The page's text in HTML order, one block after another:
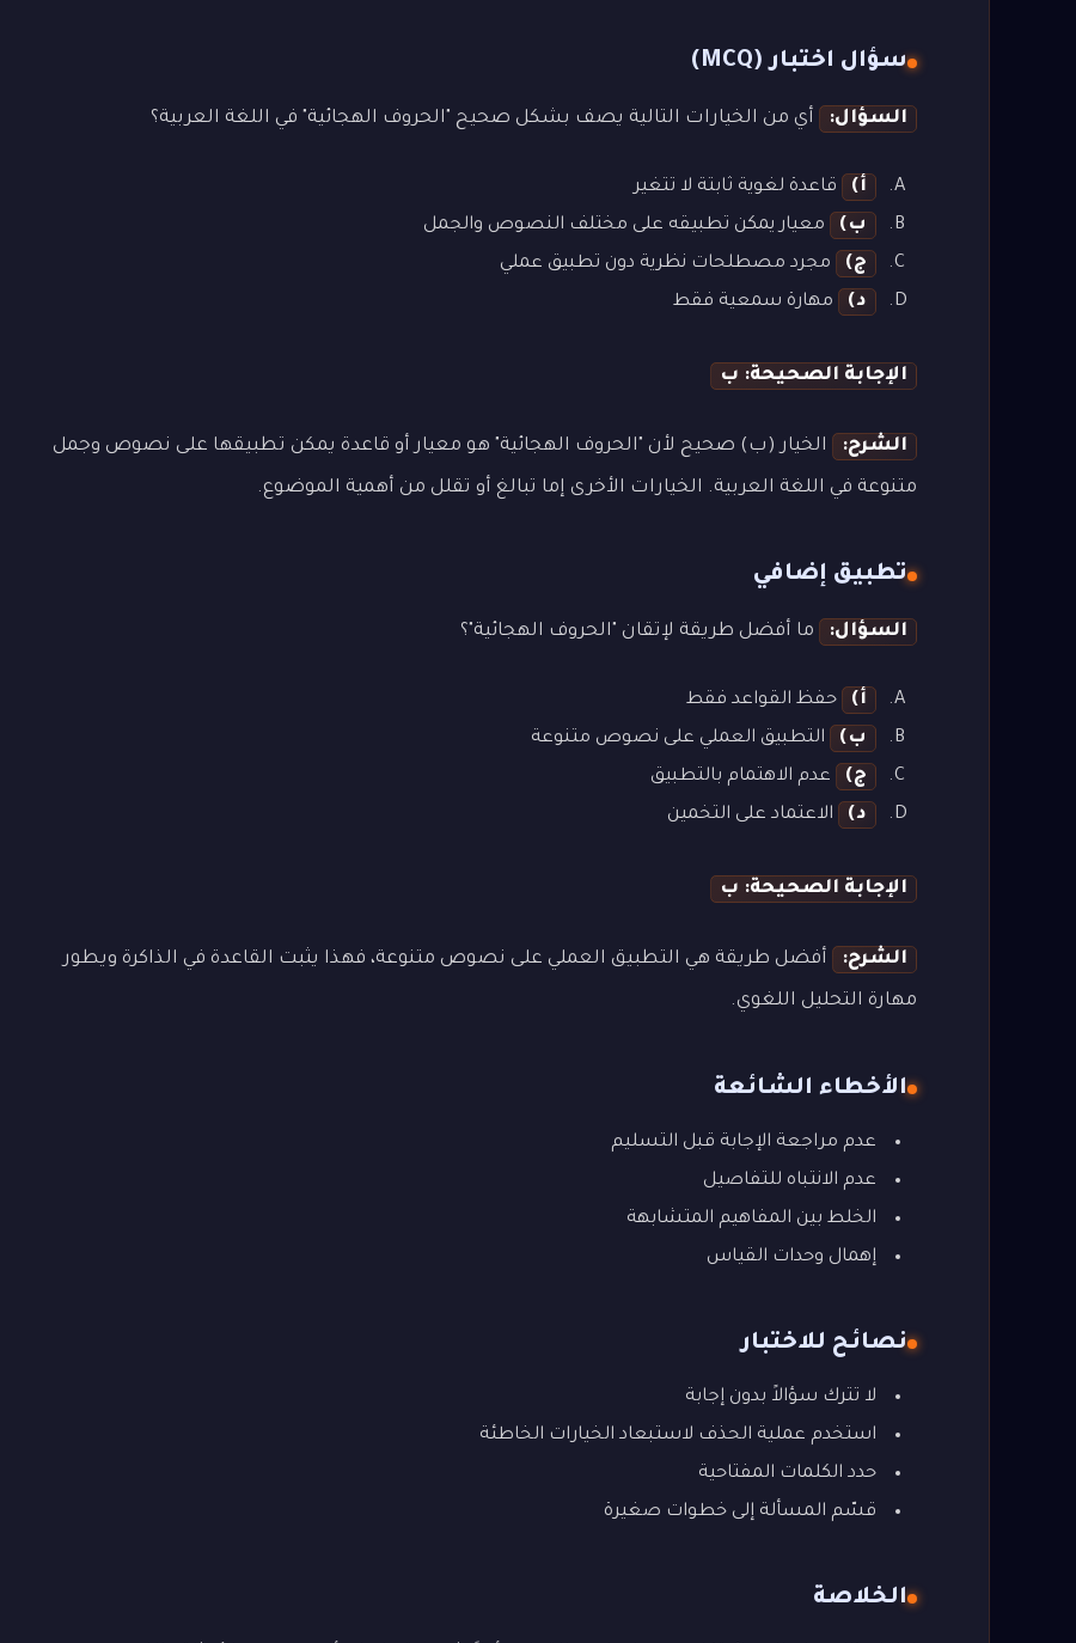
سؤال اختبار (MCQ)
السؤال: أي من الخيارات التالية يصف بشكل صحيح "الحروف الهجائية" في اللغة العربية؟
أ)
قاعدة لغوية ثابتة لا تتغير
ب)
معيار يمكن تطبيقه على مختلف النصوص والجمل
ج)
مجرد مصطلحات نظرية دون تطبيق عملي
د)
مهارة سمعية فقط
الإجابة الصحيحة: ب
الشرح: الخيار (ب) صحيح لأن "الحروف الهجائية" هو معيار أو قاعدة يمكن تطبيقها على نصوص وجمل
متنوعة في اللغة العربية. الخيارات الأخرى إما تبالغ أو تقلل من أهمية الموضوع.
تطبيق إضافي
السؤال: ما أفضل طريقة لإتقان "الحروف الهجائية"؟
أ)
حفظ القواعد فقط
ب)
التطبيق العملي على نصوص متنوعة
ج)
عدم الاهتمام بالتطبيق
د)
الاعتماد على التخمين
الإجابة الصحيحة: ب
الشرح: أفضل طريقة هي التطبيق العملي على نصوص متنوعة، فهذا يثبت القاعدة في الذاكرة ويطور
مهارة التحليل اللغوي.
الأخطاء الشائعة
عدم مراجعة الإجابة قبل التسليم
عدم الانتباه للتفاصيل
الخلط بين المفاهيم المتشابهة
إهمال وحدات القياس
نصائح للاختبار
لا تترك سؤالاً بدون إجابة
استخدم عملية الحذف لاستبعاد الخيارات الخاطئة
حدد الكلمات المفتاحية
قسّم المسألة إلى خطوات صغيرة
الخلاصة